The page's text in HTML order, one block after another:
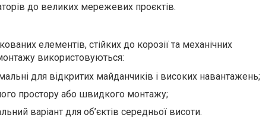
до великих мережевих проєктів.
елементів, стійких до корозії та механічних
використовуються:
для відкритих майданчиків і високих навантажень;
простору або швидкого монтажу;
варіант для об’єктів середньої висоти.